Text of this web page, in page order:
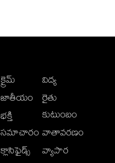
క్రైమ్
జాతీయం
భక్తి
సమాచారం
క్లాసిఫైడ్స్
విద్య
రైతు
కుటుంబం
వాతావరణం
వ్యాపార